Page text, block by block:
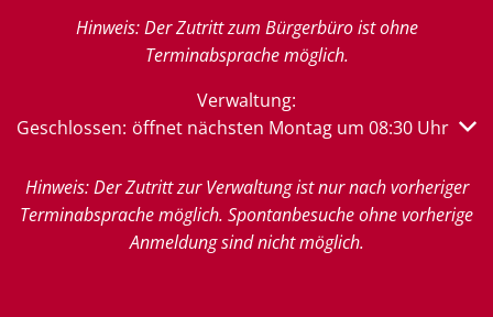
Hinweis: Der Zutritt zum Bürgerbüro ist ohne
Terminabsprache möglich.
Verwaltung:
Klicken, um weitere Öffnungs- oder Schließzeiten
Geschlossen: öffnet nächsten Montag um 08:30 Uhr
Hinweis: Der Zutritt zur Verwaltung ist nur nach vorheriger
Terminabsprache möglich. Spontanbesuche ohne vorherige
Anmeldung sind nicht möglich.